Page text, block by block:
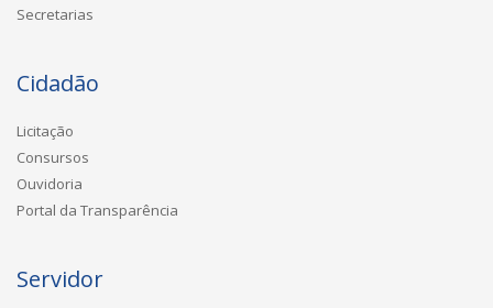
Secretarias
Cidadão
Licitação
Consursos
Ouvidoria
Portal da Transparência
Servidor